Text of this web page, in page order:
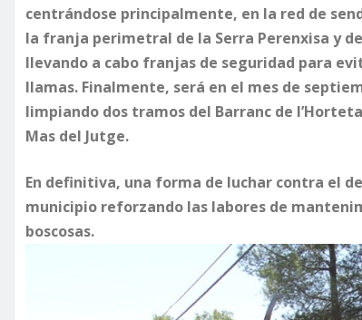
centrándose principalmente, en la red de
la franja perimetral de la Serra Perenxisa y
llevando a cabo franjas de seguridad para
llamas. Finalmente, será en el mes de
limpiando dos tramos del Barranc de
Mas del Jutge.
En definitiva, una forma de luchar contra el
municipio reforzando las labores de
boscosas.